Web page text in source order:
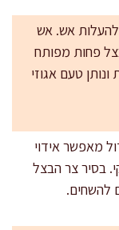
להעלות אש. אש
פחות מפותח
טעם אגוזי
מאפשר אידוי
בסיר צר הבצל
להשחים.